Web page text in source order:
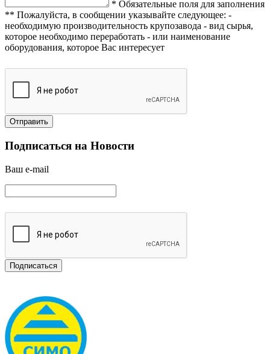
* Обязательные поля для заполнения
** Пожалуйста, в сообщении указывайте следующее: -
необходимую производительность крупозавода - вид сырья,
которое необходимо переработать - или наименование
оборудования, которое Вас интересует
Подписаться на Новости
Ваш e-mail